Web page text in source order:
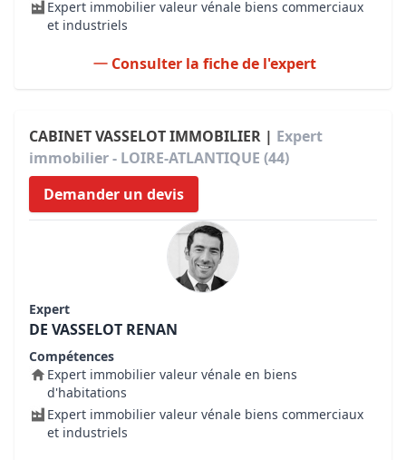
Expert immobilier valeur vénale biens commerciaux
et industriels
Consulter la fiche de l'expert
CABINET VASSELOT IMMOBILIER | Expert
immobilier - LOIRE-ATLANTIQUE (44)
Demander un devis
Expert
DE VASSELOT RENAN
Compétences
Expert immobilier valeur vénale en biens
d'habitations
Expert immobilier valeur vénale biens commerciaux
et industriels